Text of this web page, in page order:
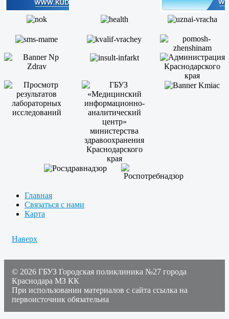
Главная
Связаться с нами
Карта
Наверх
© 2026 ГБУЗ Городская поликлиника №27 города
Краснодара МЗ КК
При использовании материалов с сайта ссылка на
первоисточник обязательна